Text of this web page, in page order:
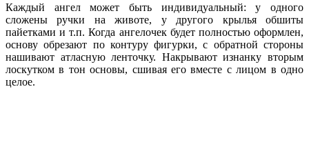
Каждый ангел может быть индивидуальный: у одного
сложены ручки на животе, у другого крылья обшиты
пайетками и т.п. Когда ангелочек будет полностью оформлен,
основу обрезают по контуру фигурки, с обратной стороны
нашивают атласную ленточку. Накрывают изнанку вторым
лоскутком в тон основы, сшивая его вместе с лицом в одно
целое.